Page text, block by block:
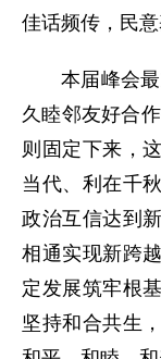
佳话频传，民意
本届峰会
久睦邻友好合
则固定下来，
当代、利在千
政治互信达到
相通实现新跨
定发展筑牢根
坚持和合共生